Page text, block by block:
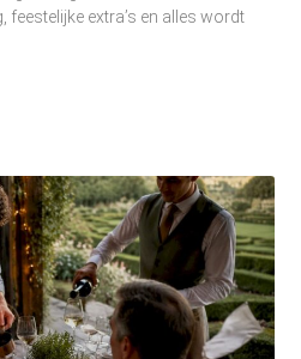
extra’s en alles wordt